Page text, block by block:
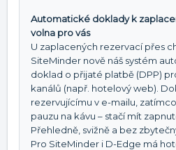
Automatické doklady k
volna pro vás
U zaplacených rezervací přes
SiteMinder nově náš systém
doklad o přijaté platbě (DPP)
kanálů (např. hotelový web).
rezervujícímu v e-mailu,
pauzu na kávu – stačí mít
Přehledně, svižně a bez
Pro SiteMinder i D-Edge má